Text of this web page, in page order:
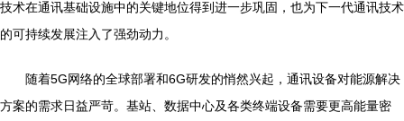
技术在通讯基础设施中的关键地位得到进一步巩固，也为下一代通讯技术
的可持续发展注入了强劲动力。
随着5G网络的全球部署和6G研发的悄然兴起，通讯设备对能源解决
方案的需求日益严苛。基站、数据中心及各类终端设备需要更高能量密